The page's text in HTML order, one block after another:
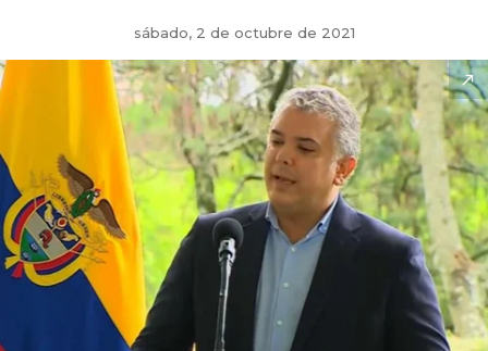
sábado, 2 de octubre de 2021